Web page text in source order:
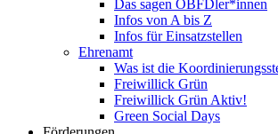
Das sagen ÖBFDler*innen
Infos von A bis Z
Infos für Einsatzstellen
Ehrenamt
Was ist die
Freiwillick Grün
Freiwillick Grün Aktiv!
Green Social Days